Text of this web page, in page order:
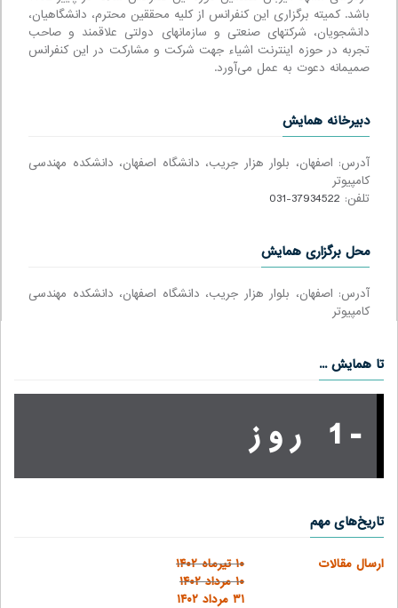
باشد. کمیته برگزاری این کنفرانس از کلیه محققین محترم، دانشگاهیان،
دانشجویان، شرکتهای صنعتی و سازمانهای دولتی علاقمند و صاحب
تجربه در حوزه اینترنت اشیاء جهت شرکت و مشارکت در این کنفرانس
صمیمانه دعوت به عمل می‌آورد.
دبیرخانه همایش
آدرس: اصفهان، بلوار هزار جریب، دانشگاه اصفهان، دانشکده مهندسی
کامپیوتر
تلفن: 031-37934522
محل برگزاری همایش
آدرس: اصفهان، بلوار هزار جریب، دانشگاه اصفهان، دانشکده مهندسی
کامپیوتر
تا همایش ...
-1 روز
تاریخ‌های مهم
ارسال مقالات
۱۰ تیرماه ۱۴۰۲
۱۰ مرداد ۱۴۰۲
۳۱ مرداد ۱۴۰۲